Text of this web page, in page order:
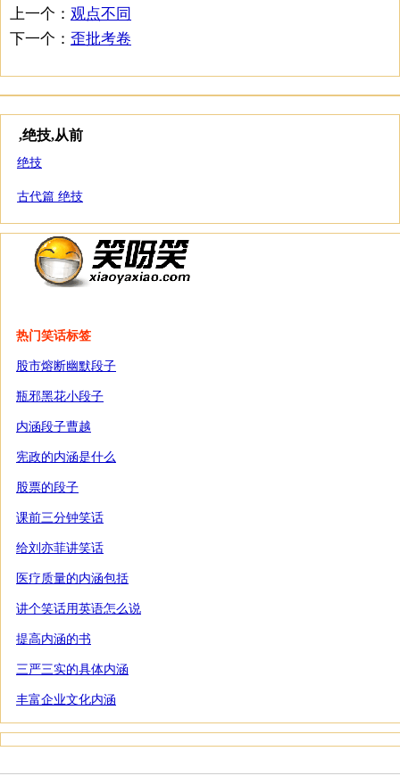
上一个： 观点不同
下一个： 歪批考卷
,绝技,从前
绝技
古代篇 绝技
热门笑话标签
股市熔断幽默段子
瓶邪黑花小段子
内涵段子曹越
宪政的内涵是什么
股票的段子
课前三分钟笑话
给刘亦菲讲笑话
医疗质量的内涵包括
讲个笑话用英语怎么说
提高内涵的书
三严三实的具体内涵
丰富企业文化内涵